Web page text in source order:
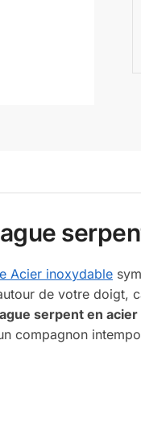
Acier inoxydable
de votre doigt,
serpent en
compagnon